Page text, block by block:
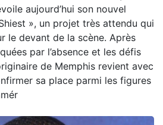
aujourd’hui son nouvel
», un projet très attendu qui
le devant de la scène. Après
par l’absence et les défis
de Memphis revient avec
sa place parmi les figures